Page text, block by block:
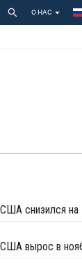
О НАС